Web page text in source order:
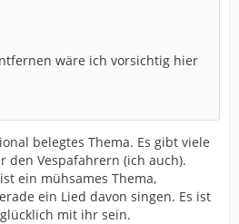
wäre ich vorsichtig hier
belegtes Thema. Es gibt viele
den Vespafahrern (ich auch).
ein mühsames Thema,
ein Lied davon singen. Es ist
mit ihr sein.